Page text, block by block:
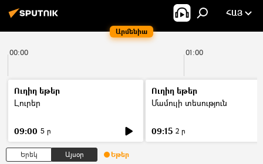
Արմենիա
ՀԱՅ
00:00 01:00
Ուղիղ եթեր
Լուրեր
09:00 5 ր
Ուղիղ եթեր
Մամուլի տեսություն
09:15 2 ր
Երեկ Այսօր Եթեր